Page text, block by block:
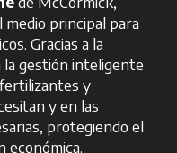
principal para
Gracias a la
la gestión inteligente
y
y en las
protegiendo el
económica.